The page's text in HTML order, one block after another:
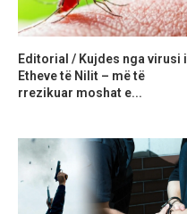
Editorial / Kujdes nga virusi i
Etheve të Nilit – më të
rrezikuar moshat e...